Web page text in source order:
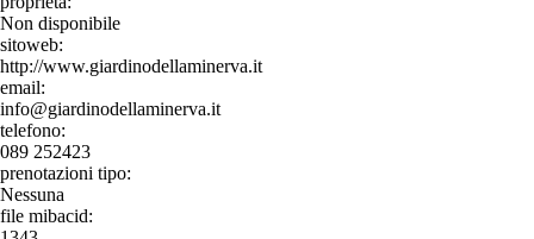
Non disponibile
sitoweb:
http://www.giardinodellaminerva.it
email:
info@giardinodellaminerva.it
telefono:
089 252423
prenotazioni tipo:
Nessuna
file mibacid: